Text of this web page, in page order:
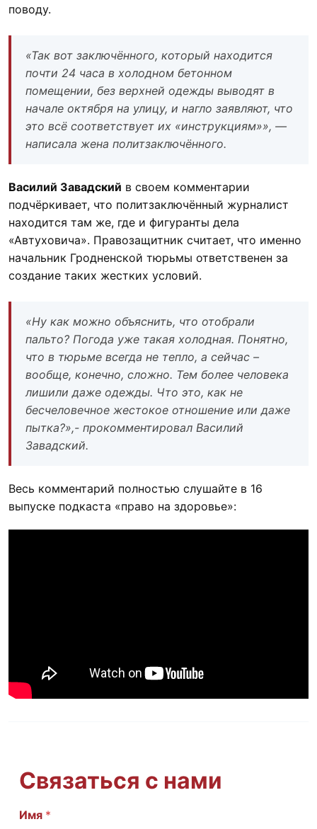
поводу.
«Так вот заключённого, который находится
почти 24 часа в холодном бетонном
помещении, без верхней одежды выводят в
начале октября на улицу, и нагло заявляют, что
это всё соответствует их «инструкциям»», —
написала жена политзаключённого.
Василий Завадский в своем комментарии
подчёркивает, что политзаключённый журналист
находится там же, где и фигуранты дела
«Автуховича». Правозащитник считает, что именно
начальник Гродненской тюрьмы ответственен за
создание таких жестких условий.
«Ну как можно объяснить, что отобрали
пальто? Погода уже такая холодная. Понятно,
что в тюрьме всегда не тепло, а сейчас –
вообще, конечно, сложно. Тем более человека
лишили даже одежды. Что это, как не
бесчеловечное жестокое отношение или даже
пытка?»,- прокомментировал Василий
Завадский.
Весь комментарий полностью слушайте в 16
выпуске подкаста «право на здоровье»:
Связаться с нами
Имя *
И